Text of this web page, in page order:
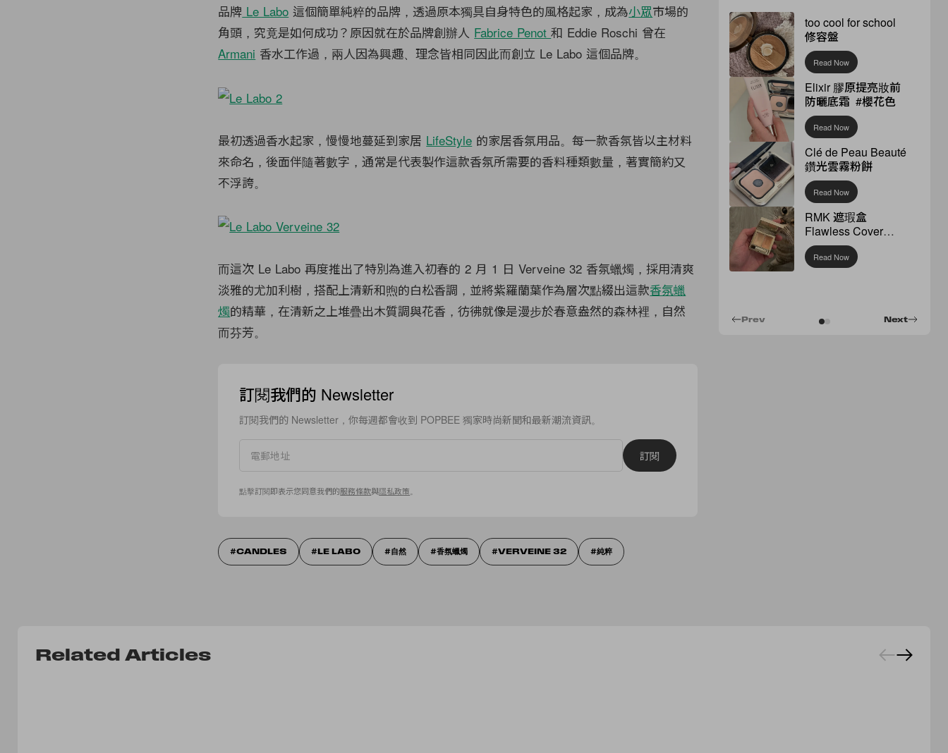
品牌 Le Labo 這個簡單純粹的品牌，透過原本獨具自身特色的風格起家，成為小眾市場的
角頭，究竟是如何成功？原因就在於品牌創辦人 Fabrice Penot和 Eddie Roschi 曾在
Armani 香水工作過，兩人因為興趣、理念皆相同因此而創立 Le Labo 這個品牌。
最初透過香水起家，慢慢地蔓延到家居 LifeStyle 的家居香氛用品。每一款香氛皆以主材料
來命名，後面伴隨著數字，通常是代表製作這款香氛所需要的香料種類數量，著實簡約又
不浮誇。
而這次 Le Labo 再度推出了特別為進入初春的 2 月 1 日 Verveine 32 香氛蠟燭，採用清爽
淡雅的尤加利樹，搭配上清新和煦的白松香調，並將紫羅蘭葉作為層次點綴出這款香氛蠟
燭的精華，在清新之上堆疊出木質調與花香，彷彿就像是漫步於春意盎然的森林裡，自然
而芬芳。
訂閱我們的 Newsletter
訂閱我們的 Newsletter，你每週都會收到 POPBEE 獨家時尚新聞和最新潮流資訊。
訂閱
點擊訂閱即表示您同意我們的服務條款與隱私政策。
CANDLES LE LABO 自然 香氛蠟燭 VERVEINE 32 純粹
too cool for school
修容盤
Read Now
Elixir 膠原提亮妝前
防曬底霜 #櫻花色
Read Now
Clé de Peau Beauté
鑽光雲霧粉餅
Read Now
RMK 遮瑕盒
Flawless Cover
Concealer
Read Now
Next
Prev
Related Articles